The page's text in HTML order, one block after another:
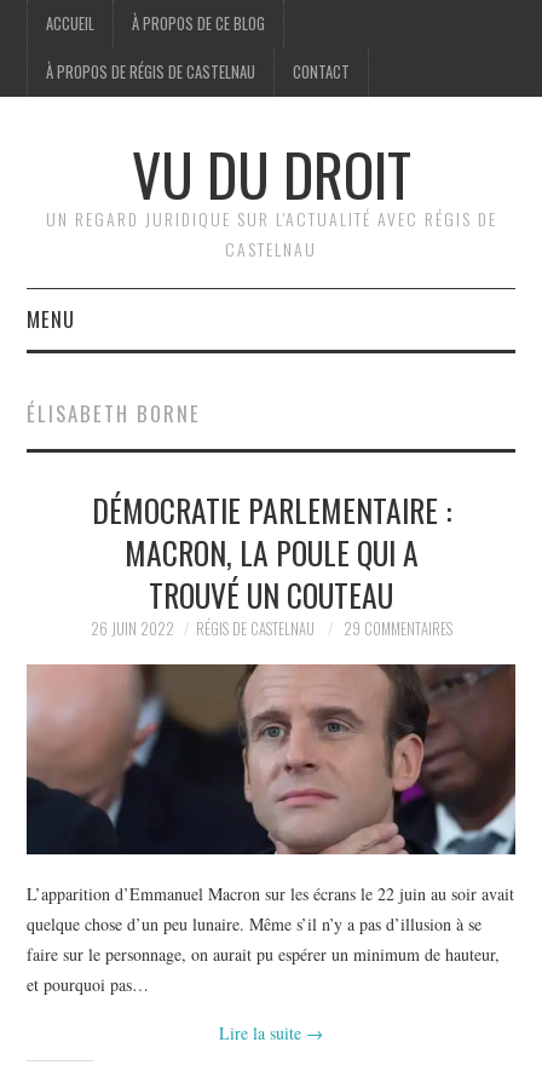
ACCUEIL À PROPOS DE CE BLOG
À PROPOS DE RÉGIS DE CASTELNAU CONTACT
VU DU DROIT
UN REGARD JURIDIQUE SUR L'ACTUALITÉ AVEC RÉGIS DE
CASTELNAU
MENU
BRÈVES
JURIDIQUE
POLITIQUE
HISTOIRE
SPORT
ÉLISABETH BORNE
DÉMOCRATIE PARLEMENTAIRE :
MACRON, LA POULE QUI A
TROUVÉ UN COUTEAU
26 JUIN 2022 RÉGIS DE CASTELNAU 29 COMMENTAIRES
L’apparition d’Emmanuel Macron sur les écrans le 22 juin au soir avait
quelque chose d’un peu lunaire. Même s’il n’y a pas d’illusion à se
faire sur le personnage, on aurait pu espérer un minimum de hauteur,
et pourquoi pas…
Lire la suite →